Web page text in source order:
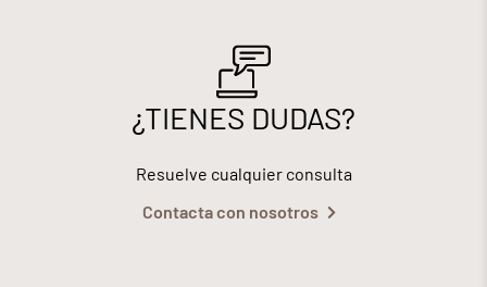
¿TIENES DUDAS?
Resuelve cualquier consulta
Contacta con nosotros